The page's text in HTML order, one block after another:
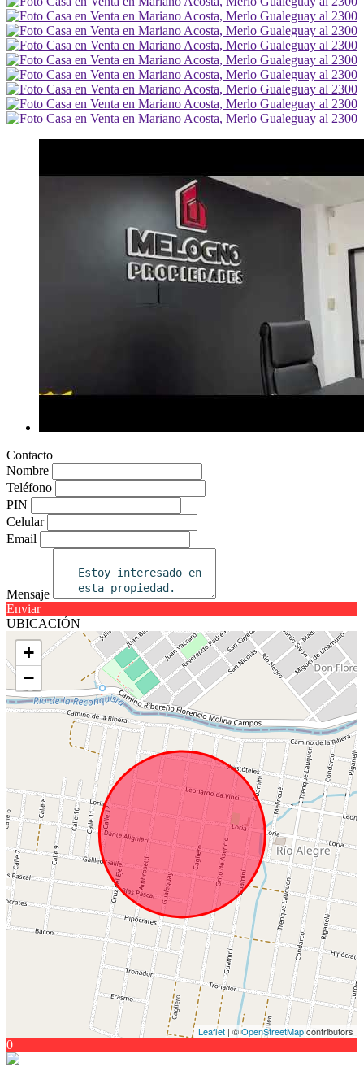
Contacto
Nombre
Teléfono
PIN
Celular
Email
Mensaje
Enviar
UBICACIÓN
+
−
Leaflet | ©OpenStreetMapcontributors
0